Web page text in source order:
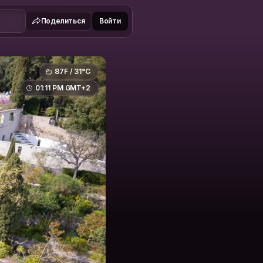
Поделиться Войти
87F / 31°C
01:11 PM GMT+2